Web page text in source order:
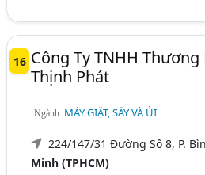
16 Công Ty TNHH
Thịnh Phát
Ngành: MÁY GIẶT, SẤY VÀ ỦI
224/147/31 Đường Số 8, P.
Minh (TPHCM)